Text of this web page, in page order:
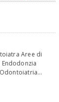
Aree di